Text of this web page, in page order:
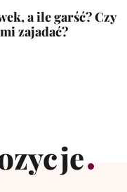
a ile garść? Czy
zajadać?